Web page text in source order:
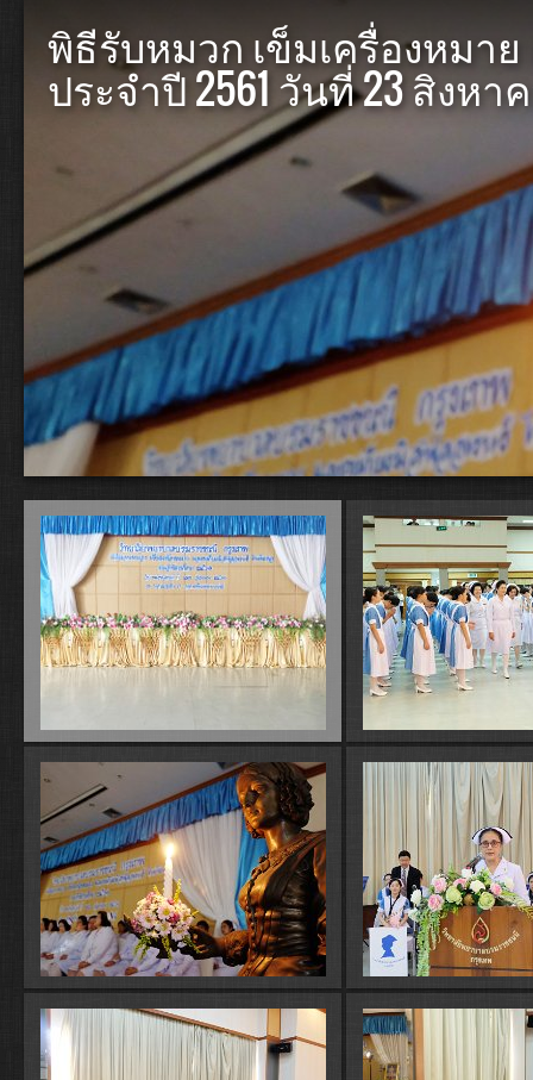
พิธีรับหมวก เข็มเครื่องหมา
ประจำปี 2561 วันที่ 23 สิงหา